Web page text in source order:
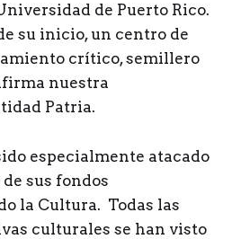
de Puerto Rico.
su inicio, un centro de
crítico, semillero
nuestra
Patria.
especialmente atacado
sus fondos
la Cultura. Todas las
culturales se han visto